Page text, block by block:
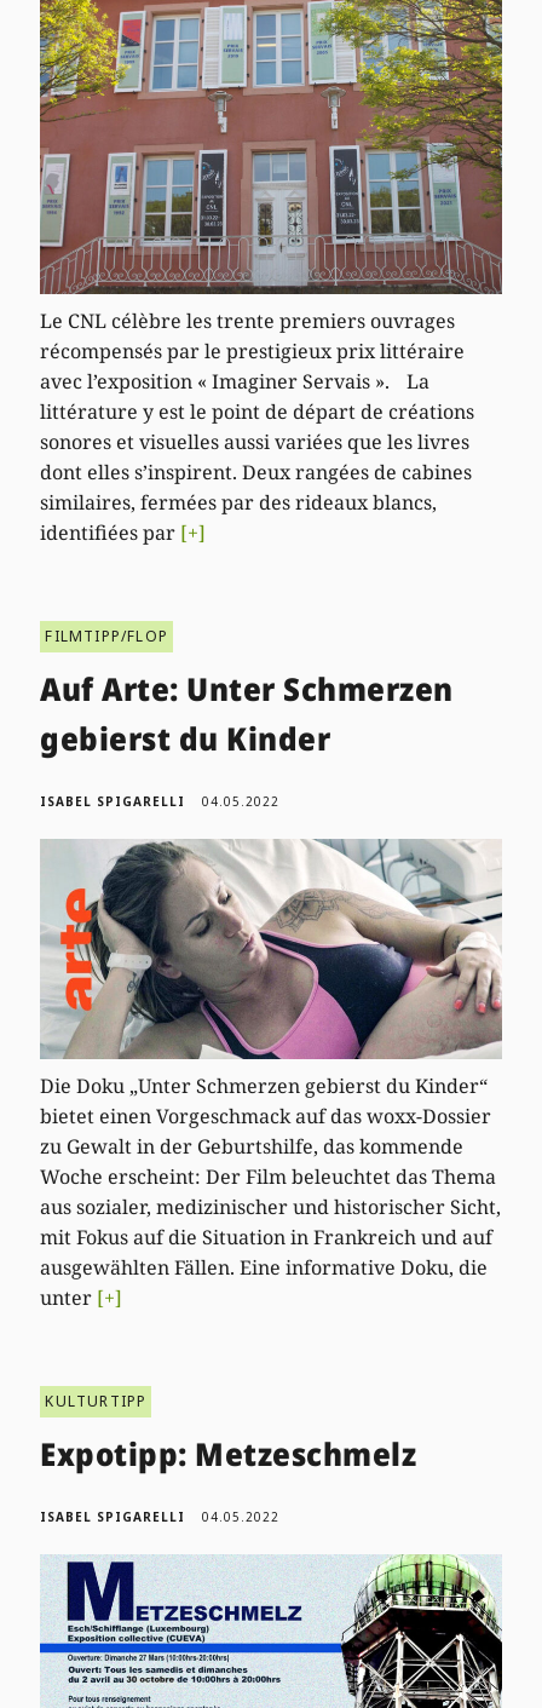
Le CNL célèbre les trente premiers ouvrages
récompensés par le prestigieux prix littéraire
avec l’exposition « Imaginer Servais ». La
littérature y est le point de départ de créations
sonores et visuelles aussi variées que les livres
dont elles s’inspirent. Deux rangées de cabines
similaires, fermées par des rideaux blancs,
identifiées par [+]
FILMTIPP/FLOP
Auf Arte: Unter Schmerzen
gebierst du Kinder
ISABEL SPIGARELLI 04.05.2022
Die Doku „Unter Schmerzen gebierst du Kinder“
bietet einen Vorgeschmack auf das woxx-Dossier
zu Gewalt in der Geburtshilfe, das kommende
Woche erscheint: Der Film beleuchtet das Thema
aus sozialer, medizinischer und historischer Sicht,
mit Fokus auf die Situation in Frankreich und auf
ausgewählten Fällen. Eine informative Doku, die
unter [+]
KULTURTIPP
Expotipp: Metzeschmelz
ISABEL SPIGARELLI 04.05.2022